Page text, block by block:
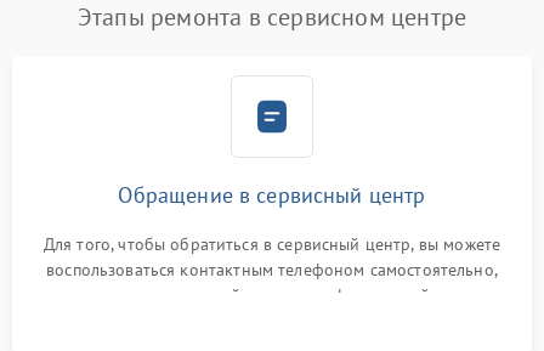
Этапы ремонта в сервисном центре
Обращение в сервисный центр
Для того, чтобы обратиться в сервисный центр, вы можете
воспользоваться контактным телефоном самостоятельно,
или оставить свой номер телефона на сайте